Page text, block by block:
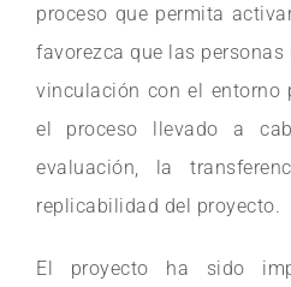
proceso que permita
favorezca que las
vinculación con el entorno
el proceso llevado a
evaluación, la
replicabilidad del proyecto.
El proyecto ha sido